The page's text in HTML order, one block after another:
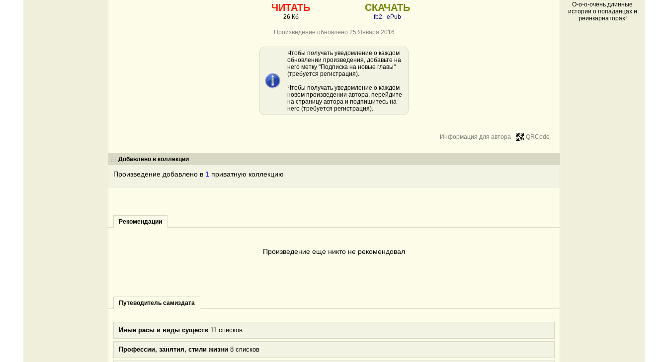
ЧИТАТЬ
26 Кб
СКАЧАТЬ
fb2 ePub
Произведение обновлено 25 Января 2016
Чтобы получать уведомление о каждом
обновлении произведения, добавьте на
него метку "Подписка на новые главы"
(требуется регистрация).
Чтобы получать уведомление о каждом
новом произведении автора, перейдите
на страницу автора и подпишитесь на
него (требуется регистрация).
QRCode
Информация для автора
Добавлено в коллекции
Произведение добавлено в 1 приватную коллекцию
Рекомендации
Произведение еще никто не рекомендовал
Путеводитель самиздата
Иные расы и виды существ 11 списков
Профессии, занятия, стили жизни 8 списков
О-о-о-очень длинные
истории о попаданцах и
реинкарнаторах!